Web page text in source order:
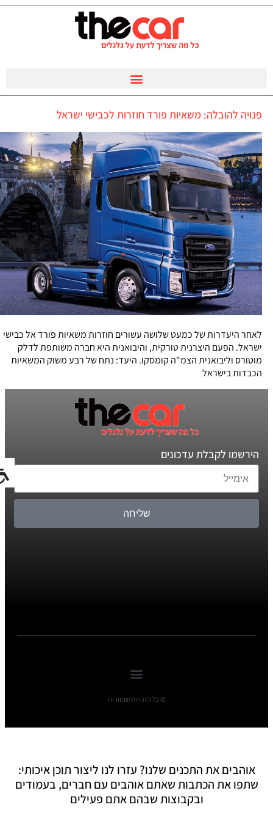
פנויה להובלה: משאיות פורד חוזרות לכבישי ישראל
לאחר היעדרות של כמעט שלושה עשורים חוזרות משאיות פורד אל כבישי
ישראל. הפעם היצרנית טורקית, והיבואנית היא חברה משותפת לדלק
מוטורס וליבואנית הצמ"ה קומסקו. היעד: נתח של רבע משוק המשאיות
הכבדות בישראל
הירשמו לקבלת עדכונים
שליחה
© כל הזכויות שומורות
אוהבים את התכנים שלנו? עזרו לנו ליצור תוכן איכותי:
שתפו את הכתבות שאתם אוהבים עם חברים, בעמודים
ובקבוצות שבהם אתם פעילים